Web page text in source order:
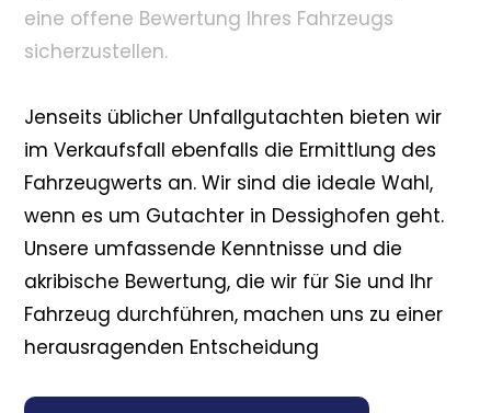
eine offene Bewertung Ihres Fahrzeugs
sicherzustellen.
Jenseits üblicher Unfallgutachten bieten wir
im Verkaufsfall ebenfalls die Ermittlung des
Fahrzeugwerts an. Wir sind die ideale Wahl,
wenn es um Gutachter in Dessighofen geht.
Unsere umfassende Kenntnisse und die
akribische Bewertung, die wir für Sie und Ihr
Fahrzeug durchführen, machen uns zu einer
herausragenden Entscheidung